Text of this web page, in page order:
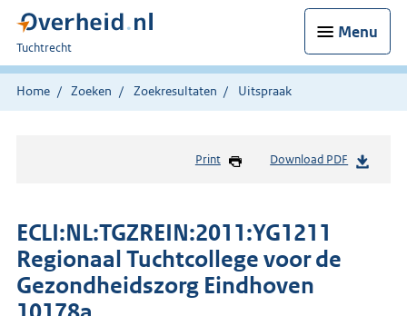
Menu
U
bent
hier:
Tuchtrecht
Home Zoeken Zoekresultaten Uitspraak
Print Download PDF
ECLI:NL:TGZREIN:2011:YG1211
Regionaal Tuchtcollege voor de
Gezondheidszorg Eindhoven